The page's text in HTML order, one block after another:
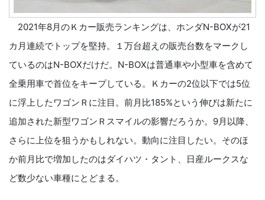
2021年8月のＫカー販売ランキングは、ホンダN-BOXが21
カ月連続でトップを堅持。１万台超えの販売台数をマークし
ているのはN-BOXだけだ。N-BOXは普通車や小型車を含めて
全乗用車で首位をキープしている。Ｋカーの2位以下では5位
に浮上したワゴンＲに注目。前月比185%という伸びは新たに
追加された新型ワゴンＲスマイルの影響だろうか。9月以降、
さらに上位を狙うかもしれない。動向に注目したい。そのほ
か前月比で増加したのはダイハツ・タント、日産ルークスな
ど数少ない車種にとどまる。